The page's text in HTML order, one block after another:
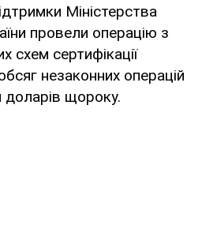
Міністерства
провели операцію з
схем сертифікації
незаконних операцій
щороку.